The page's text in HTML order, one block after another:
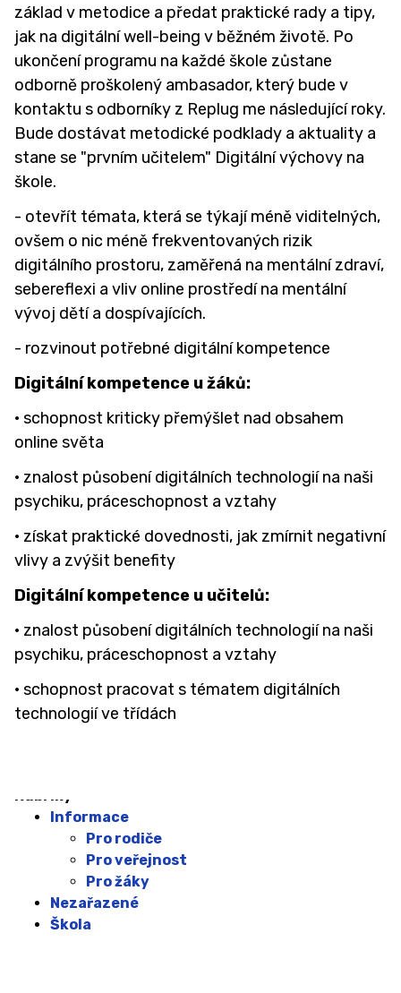
základ v metodice a předat praktické rady a tipy,
jak na digitální well-being v běžném životě. Po
ukončení programu na každé škole zůstane
odborně proškolený ambasador, který bude v
kontaktu s odborníky z Replug me následující roky.
Bude dostávat metodické podklady a aktuality a
stane se "prvním učitelem" Digitální výchovy na
škole.
- otevřít témata, která se týkají méně viditelných,
ovšem o nic méně frekventovaných rizik
digitálního prostoru, zaměřená na mentální zdraví,
sebereflexi a vliv online prostředí na mentální
vývoj dětí a dospívajících.
- rozvinout potřebné digitální kompetence
Digitální kompetence u žáků:
· schopnost kriticky přemýšlet nad obsahem
online světa
· znalost působení digitálních technologií na naši
psychiku, práceschopnost a vztahy
· získat praktické dovednosti, jak zmírnit negativní
vlivy a zvýšit benefity
Digitální kompetence u učitelů:
· znalost působení digitálních technologií na naši
psychiku, práceschopnost a vztahy
· schopnost pracovat s tématem digitálních
technologií ve třídách
Informace
Pro rodiče
Pro veřejnost
Pro žáky
Nezařazené
Škola